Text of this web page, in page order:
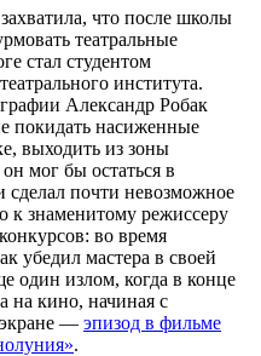
что после школы
театральные
стал студентом
института.
Александр Робак
покидать насиженные
выходить из зоны
мог бы остаться в
сделал почти невозможное
к знаменитому режиссеру
во время
убедил мастера в своей
один излом, когда в конце
на кино, начиная с
— эпизод в фильме
.